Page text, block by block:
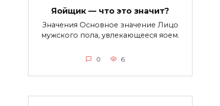
Яойщик — что это значит?
Значения Основное значение Лицо
мужского пола, увлекающееся яоем.
0 6